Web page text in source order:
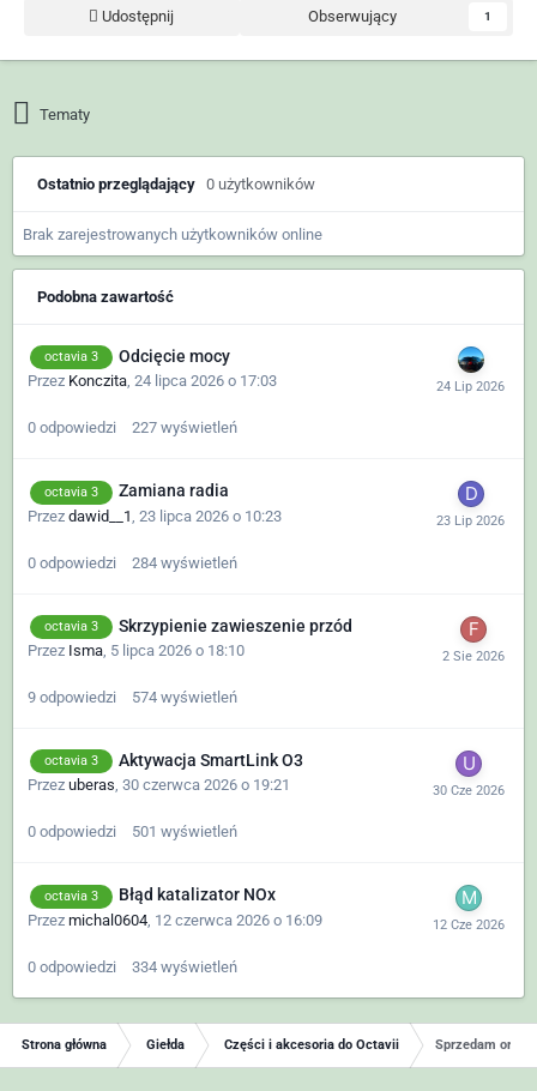
Udostępnij Obserwujący 1
Tematy
Ostatnio przeglądający 0 użytkowników
Brak zarejestrowanych użytkowników online
Podobna zawartość
octavia 3 Odcięcie mocy
Przez Konczita, 24 lipca 2026 o 17:03
0 odpowiedzi 227 wyświetleń
octavia 3 Zamiana radia
Przez dawid__1 23 lipca 2026 o 10:23
0 odpowiedzi 284 wyświetleń
octavia 3 Skrzypienie zawieszenie przód
Przez Isma 5 lipca 2026 o 18:10
9 odpowiedzi 574 wyświetleń
octavia 3 Aktywacja SmartLink O3
Przez uberas, 30 czerwca 2026 o 19:21
0 odpowiedzi 501 wyświetleń
octavia 3 Błąd katalizator NOx
Przez michal0604 12 czerwca 2026 o 16:09
0 odpowiedzi 334 wyświetleń
Strona główna Giełda Części i akcesoria do Octavii Sprzedam